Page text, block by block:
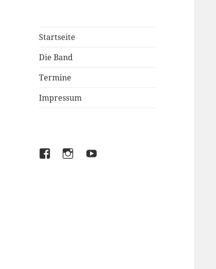
Startseite
Die Band
Termine
Impressum
facebookinstagramyoutube